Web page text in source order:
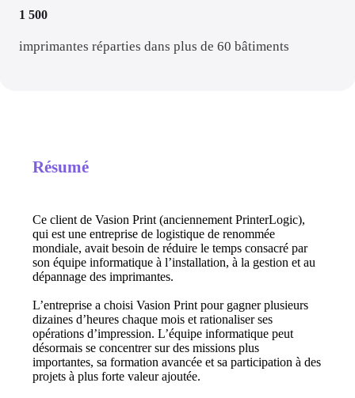
1 500
imprimantes réparties dans plus de 60 bâtiments
Résumé
Ce client de Vasion Print (anciennement PrinterLogic),
qui est une entreprise de logistique de renommée
mondiale, avait besoin de réduire le temps consacré par
son équipe informatique à l’installation, à la gestion et au
dépannage des imprimantes.
L’entreprise a choisi Vasion Print pour gagner plusieurs
dizaines d’heures chaque mois et rationaliser ses
opérations d’impression. L’équipe informatique peut
désormais se concentrer sur des missions plus
importantes, sa formation avancée et sa participation à des
projets à plus forte valeur ajoutée.